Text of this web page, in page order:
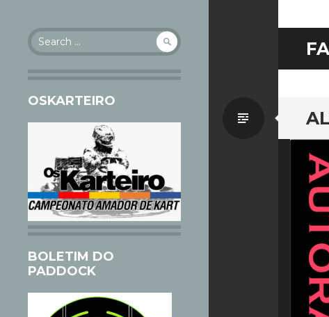
Search
for:
OSKARTEIRO
BOLETIM DO
PADDOCK
Standard